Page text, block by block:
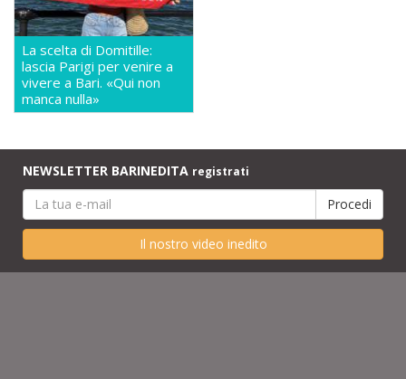
La scelta di Domitille:
lascia Parigi per venire a
vivere a Bari. «Qui non
manca nulla»
NEWSLETTER BARINEDITA registrati
Il nostro video inedito